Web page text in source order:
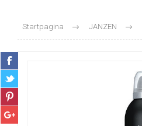
Startpagina JANZEN